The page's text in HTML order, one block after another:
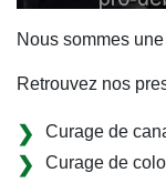
Nous sommes
Retrouvez nos
Curage de
Curage de